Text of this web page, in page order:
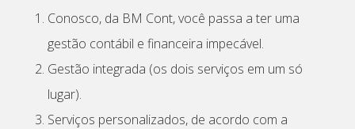
Conosco, da BM Cont, você passa a ter uma
gestão contábil e financeira impecável.
Gestão integrada (os dois serviços em um só
lugar).
Serviços personalizados, de acordo com a